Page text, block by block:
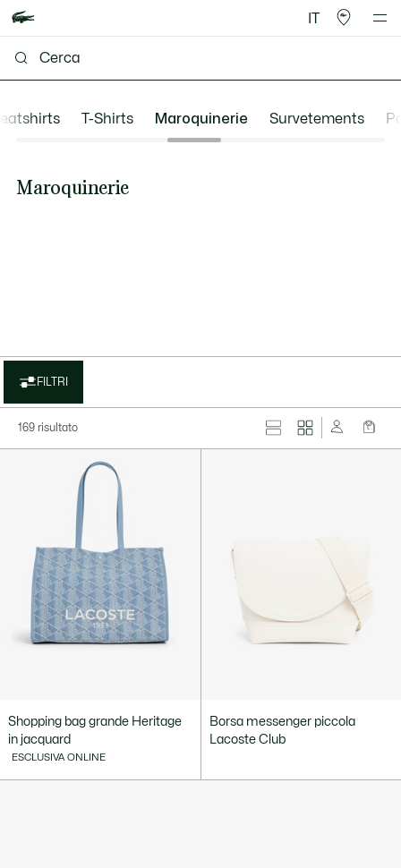
IT
T-Shirts Maroquinerie Survetements
Maroquinerie
FILTRI
169 risultato
Shopping bag grande Heritage
in jacquard
ESCLUSIVA ONLINE
Borsa messenger piccola
Lacoste Club